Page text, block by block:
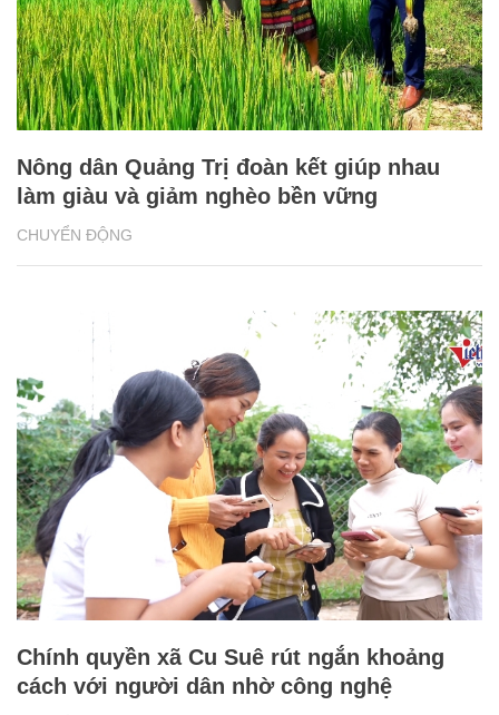
CHUYỂN ĐỘNG
Nông dân Quảng Trị đoàn kết giúp nhau
làm giàu và giảm nghèo bền vững
Chính quyền xã Cu Suê rút ngắn khoảng
cách với người dân nhờ công nghệ